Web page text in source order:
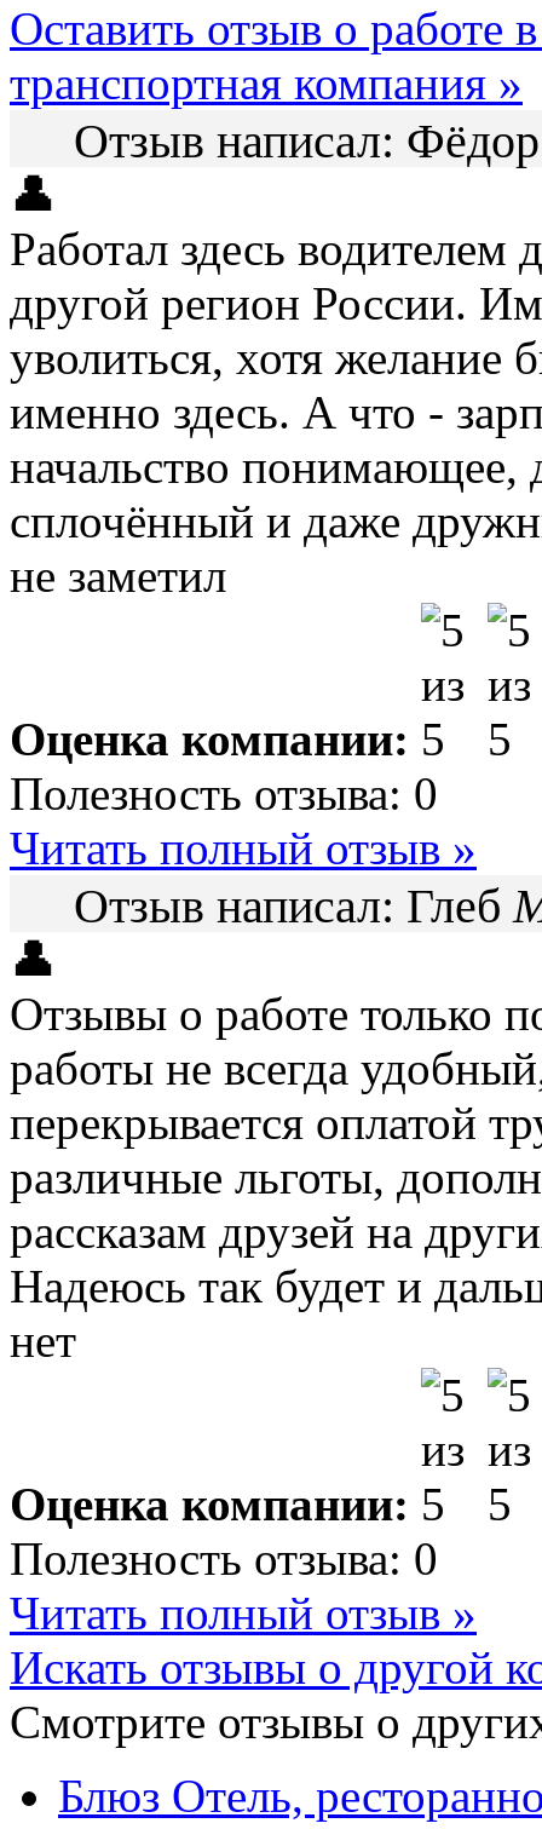
Оставить отзыв о работе
транспортная компания »
Отзыв написал:
👤
Работал здесь водителем
другой регион России.
уволиться, хотя желание
именно здесь. А что -
начальство понимающее,
сплочённый и даже
не заметил
Оценка компании:
Полезность отзыва: 0
Читать полный отзыв »
Отзыв написал: Глеб
👤
Отзывы о работе только
работы не всегда
перекрывается оплатой
различные льготы,
рассказам друзей на
Надеюсь так будет и
нет
Оценка компании:
Полезность отзыва: 0
Читать полный отзыв »
Искать отзывы о другой
Смотрите отзывы о
Блюз Отель,